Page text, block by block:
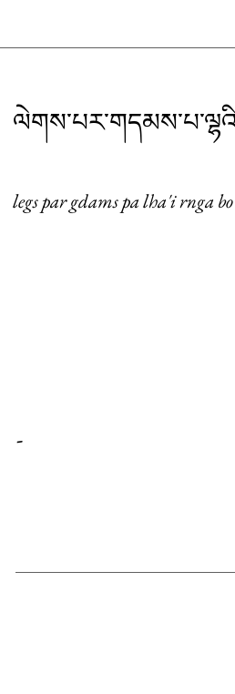
legs par gdams pa lha'i rnga
-